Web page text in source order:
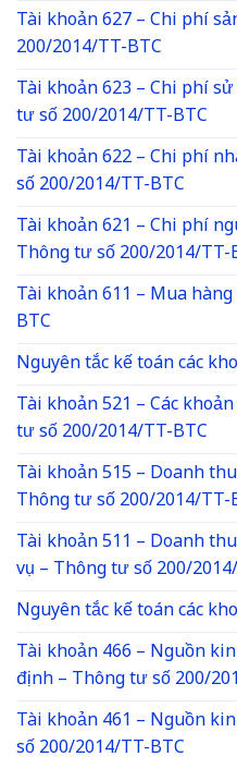
Tài khoản 627 – Chi phí
200/2014/TT-BTC
Tài khoản 623 – Chi phí
tư số 200/2014/TT-BTC
Tài khoản 622 – Chi phí
số 200/2014/TT-BTC
Tài khoản 621 – Chi phí
Thông tư số 200/2014/TT-
Tài khoản 611 – Mua
BTC
Nguyên tắc kế toán các
Tài khoản 521 – Các
tư số 200/2014/TT-BTC
Tài khoản 515 – Doanh
Thông tư số 200/2014/TT-
Tài khoản 511 – Doanh
vụ – Thông tư số 200/
Nguyên tắc kế toán các
Tài khoản 466 – Nguồn
định – Thông tư số 200/
Tài khoản 461 – Nguồn
số 200/2014/TT-BTC